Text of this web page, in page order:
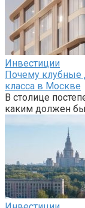
Инвестиции
Почему клубные
класса в Москве
В столице
каким должен